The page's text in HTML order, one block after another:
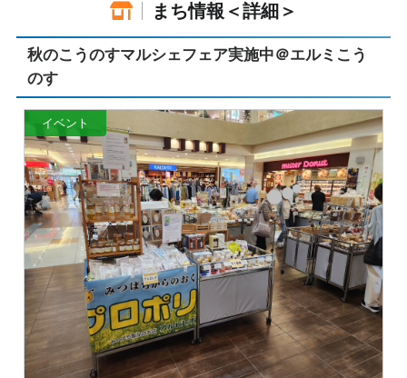
まち情報＜詳細＞
秋のこうのすマルシェフェア実施中＠エルミこう
のす
イベント